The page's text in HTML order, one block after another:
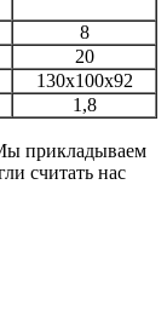
8
20
130х100х92
1,8
прикладываем
считать нас